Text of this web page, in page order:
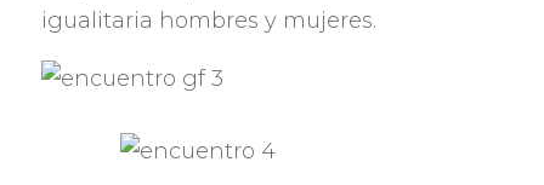
igualitaria hombres y mujeres.